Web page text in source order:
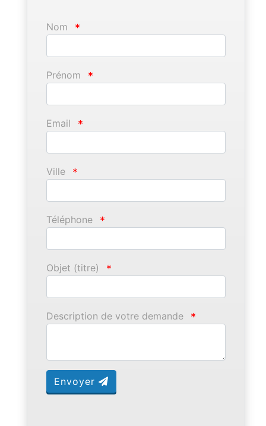
Nom *
Prénom *
Email *
Ville *
Téléphone *
Objet (titre) *
Description de votre demande *
Envoyer